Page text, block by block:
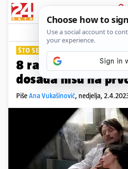
PRIJAVA
Lifestyle
ŠTO SE TO DOGODI U LJUDIMA?
8 razloga za
dosada nisu na
PišeAna Vukašinović, nedjelja,